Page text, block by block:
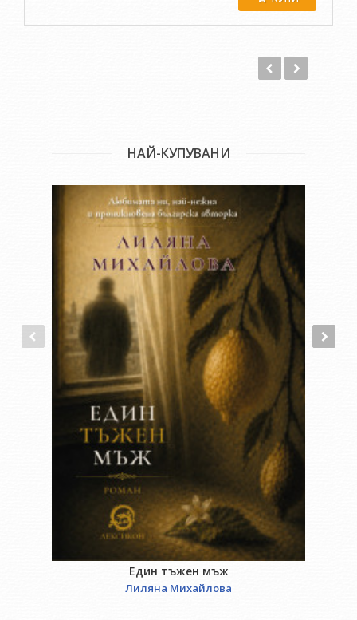
като очертава един своеобразен духовен „атлас“ на
традиции и идеи за изкуството да живееш. Същевременно
езотерични учения, така и тукашни вярвания и практики
на характерни религиозни общности у нас, като предлага
НАЙ-КУПУВАНИ
Един тъжен мъж
Лиляна Михайлова